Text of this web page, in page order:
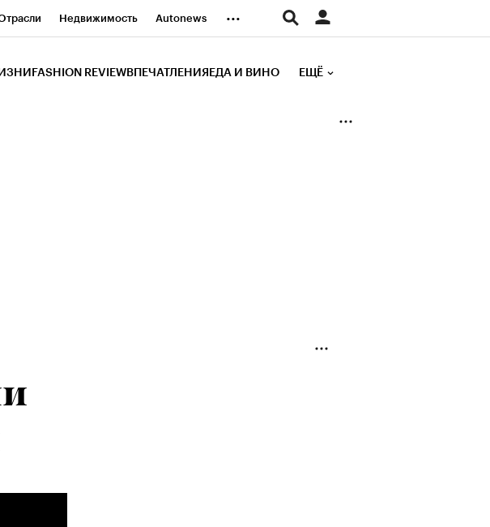
Недвижимость Autonews ...
FASHION REVIEW ВПЕЧАТЛЕНИЯ ЕДА И ВИНО ЕЩЁ